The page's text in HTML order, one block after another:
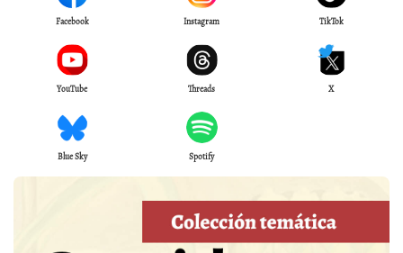
Facebook Instagram TikTok
YouTube Threads X
Blue Sky Spotify